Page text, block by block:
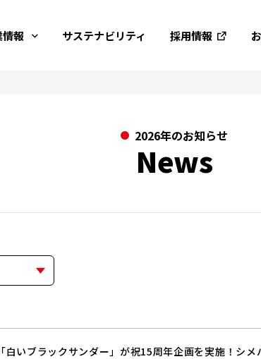
報 サステナビリティ 採用情報
2026年のお知らせ
News
白いブラックサンダー」が祝15周年企画を実施！シ